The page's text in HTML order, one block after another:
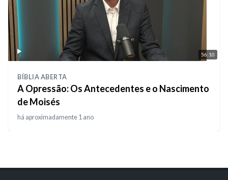
56:10
BÍBLIA ABERTA
A Opressão: Os Antecedentes e o Nascimento
de Moisés
há aproximadamente 1 ano